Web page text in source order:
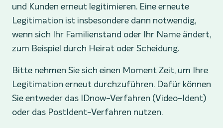
und Kunden erneut legitimieren. Eine erneute
Legitimation ist insbesondere dann notwendig,
wenn sich Ihr Familienstand oder Ihr Name ändert,
zum Beispiel durch Heirat oder Scheidung.
Bitte nehmen Sie sich einen Moment Zeit, um Ihre
Legitimation erneut durchzuführen. Dafür können
Sie entweder das IDnow-Verfahren (Video-Ident)
oder das PostIdent-Verfahren nutzen.